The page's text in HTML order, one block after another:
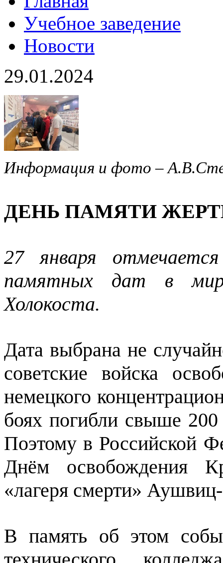
Учебное заведение
Новости
29.01.2024
Информация и фото –
ДЕНЬ ПАМЯТИ
27 января
памятных дат в
Холокоста.
Дата выбрана не
советские войска
немецкого
боях погибли свыше 200
Поэтому в Российской
Днём освобождения
«лагеря смерти»
В память об этом